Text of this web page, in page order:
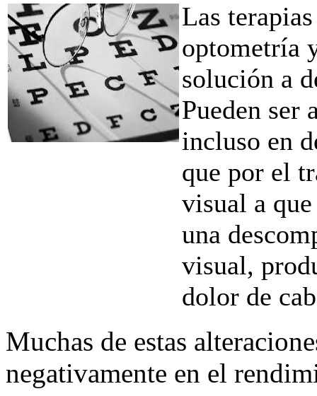
Las
optometría
solución a
Pueden ser
incluso en
que por el
visual a
una
visual,
dolor de
Muchas de estas
negativamente en el